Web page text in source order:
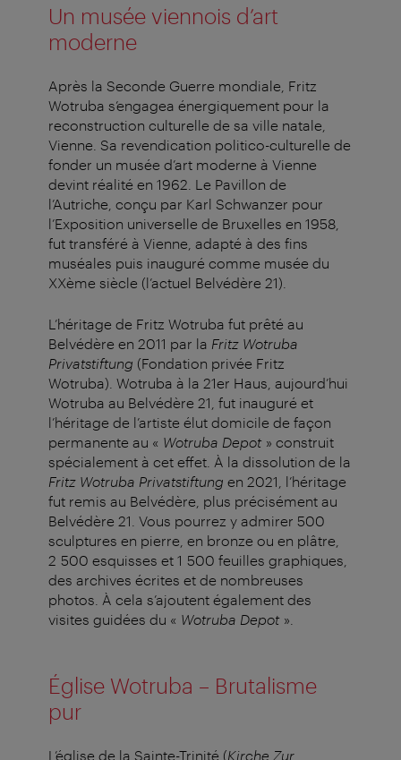
Un musée viennois d’art
moderne
Après la Seconde Guerre mondiale, Fritz
Wotruba s’engagea énergiquement pour la
reconstruction culturelle de sa ville natale,
Vienne. Sa revendication politico-culturelle de
fonder un musée d’art moderne à Vienne
devint réalité en 1962. Le Pavillon de
l’Autriche, conçu par Karl Schwanzer pour
l’Exposition universelle de Bruxelles en 1958,
fut transféré à Vienne, adapté à des fins
muséales puis inauguré comme musée du
XXème siècle (l’actuel Belvédère 21).
L’héritage de Fritz Wotruba fut prêté au
Belvédère en 2011 par la Fritz Wotruba
Privatstiftung (Fondation privée Fritz
Wotruba). Wotruba à la 21er Haus, aujourd’hui
Wotruba au Belvédère 21, fut inauguré et
l’héritage de l’artiste élut domicile de façon
permanente au « Wotruba Depot» construit
spécialement à cet effet. À la dissolution de la
Fritz Wotruba Privatstiftung en 2021, l’héritage
fut remis au Belvédère, plus précisément au
Belvédère 21. Vous pourrez y admirer 500
sculptures en pierre, en bronze ou en plâtre,
2 500 esquisses et 1 500 feuilles graphiques,
des archives écrites et de nombreuses
photos. À cela s’ajoutent également des
visites guidées du « Wotruba Depot».
Église Wotruba – Brutalisme
pur
L’église de la Sainte-Trinité (Kirche Zur